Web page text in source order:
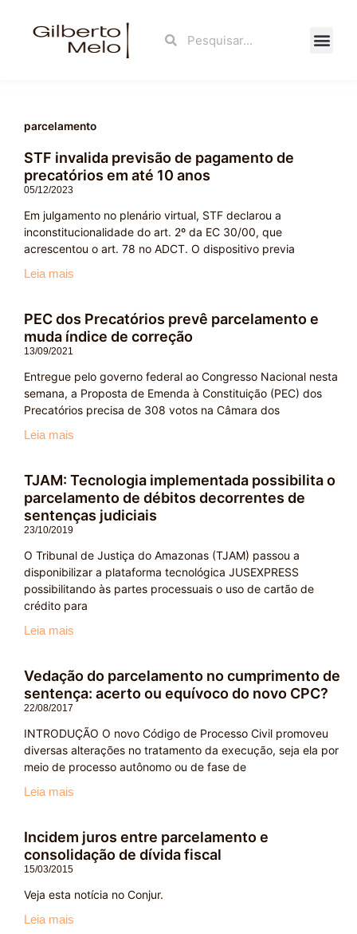
Search
parcelamento
STF invalida previsão de pagamento de
precatórios em até 10 anos
05/12/2023
Em julgamento no plenário virtual, STF declarou a
inconstitucionalidade do art. 2º da EC 30/00, que
acrescentou o art. 78 no ADCT. O dispositivo previa
Leia mais
PEC dos Precatórios prevê parcelamento e
muda índice de correção
13/09/2021
Entregue pelo governo federal ao Congresso Nacional nesta
semana, a Proposta de Emenda à Constituição (PEC) dos
Precatórios precisa de 308 votos na Câmara dos
Leia mais
TJAM: Tecnologia implementada possibilita o
parcelamento de débitos decorrentes de
sentenças judiciais
23/10/2019
O Tribunal de Justiça do Amazonas (TJAM) passou a
disponibilizar a plataforma tecnológica JUSEXPRESS
possibilitando às partes processuais o uso de cartão de
crédito para
Leia mais
Vedação do parcelamento no cumprimento de
sentença: acerto ou equívoco do novo CPC?
22/08/2017
INTRODUÇÃO O novo Código de Processo Civil promoveu
diversas alterações no tratamento da execução, seja ela por
meio de processo autônomo ou de fase de
Leia mais
Incidem juros entre parcelamento e
consolidação de dívida fiscal
15/03/2015
Veja esta notícia no Conjur.
Leia mais